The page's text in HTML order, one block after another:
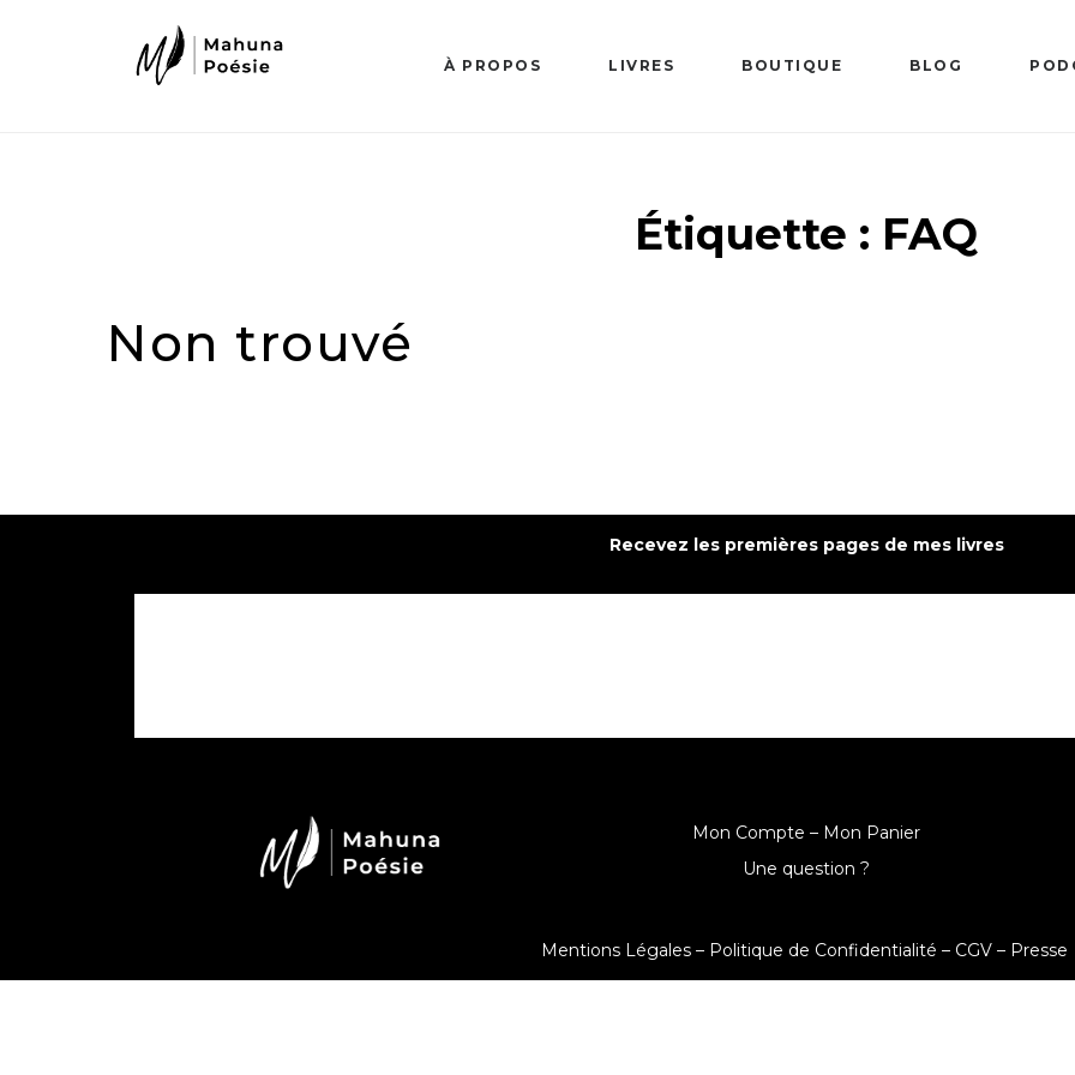
À PROPOS LIVRES BOUTIQUE BLOG
Étiquette : FAQ
Non trouvé
Recevez les premières pages de mes livres
Mon Compte – Mon Panier
Une question ?
Mentions Légales – Politique de Confidentialité – CGV – Presse